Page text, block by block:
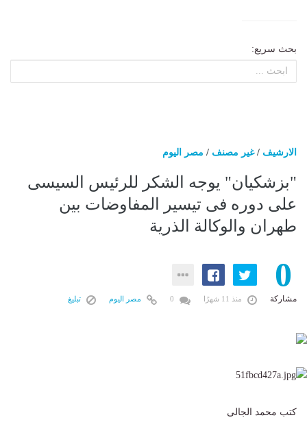
بحث سريع:
الارشيف /غير مصنف / مصر اليوم
"بزشكيان" يوجه الشكر للرئيس السيسى
على دوره فى تيسير المفاوضات بين
طهران والوكالة الذرية
0
مشاركة منذ 11 شهرًا مصر اليوم تبليغ
كتب محمد الجالى